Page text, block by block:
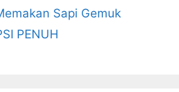
Sapi Gemuk
PENUH